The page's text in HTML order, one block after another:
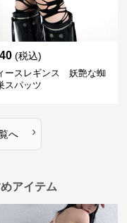
(税込)
ースレギンス 妖艶な蜘
スパッツ
へ ›
アイテム